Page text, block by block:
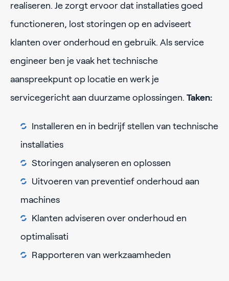
realiseren. Je zorgt ervoor dat installaties goed
functioneren, lost storingen op en adviseert
klanten over onderhoud en gebruik. Als service
engineer ben je vaak het technische
aanspreekpunt op locatie en werk je
servicegericht aan duurzame oplossingen. Taken:
Installeren en in bedrijf stellen van technische
installaties
Storingen analyseren en oplossen
Uitvoeren van preventief onderhoud aan
machines
Klanten adviseren over onderhoud en
optimalisati
Rapporteren van werkzaamheden